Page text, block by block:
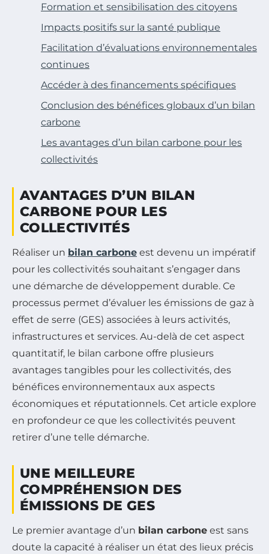
Formation et sensibilisation des citoyens
Impacts positifs sur la santé publique
Facilitation d’évaluations environnementales
continues
Accéder à des financements spécifiques
Conclusion des bénéfices globaux d’un bilan
carbone
Les avantages d’un bilan carbone pour les
collectivités
AVANTAGES D’UN BILAN
CARBONE POUR LES
COLLECTIVITÉS
Réaliser un bilan carbone est devenu un impératif
pour les collectivités souhaitant s’engager dans
une démarche de développement durable. Ce
processus permet d’évaluer les émissions de gaz à
effet de serre (GES) associées à leurs activités,
infrastructures et services. Au-delà de cet aspect
quantitatif, le bilan carbone offre plusieurs
avantages tangibles pour les collectivités, des
bénéfices environnementaux aux aspects
économiques et réputationnels. Cet article explore
en profondeur ce que les collectivités peuvent
retirer d’une telle démarche.
UNE MEILLEURE
COMPRÉHENSION DES
ÉMISSIONS DE GES
Le premier avantage d’un bilan carbone est sans
doute la capacité à réaliser un état des lieux précis